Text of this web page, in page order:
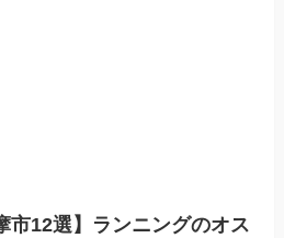
市12選】ランニングのオス